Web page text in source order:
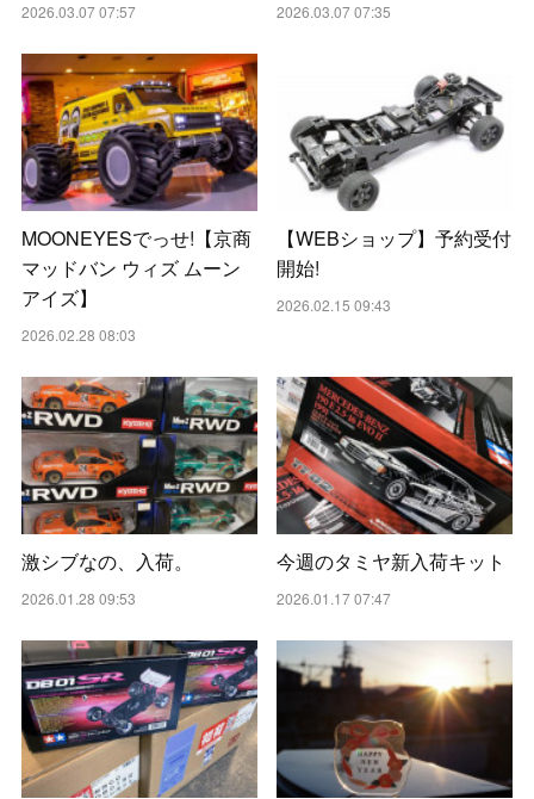
2026.03.07 07:57 2026.03.07 07:35
MOONEYESでっせ!【京商
マッドバン ウィズ ムーン
アイズ】
2026.02.28 08:03
【WEBショップ】予約受付
開始!
2026.02.15 09:43
激シブなの、入荷。
2026.01.28 09:53
今週のタミヤ新入荷キット
2026.01.17 07:47